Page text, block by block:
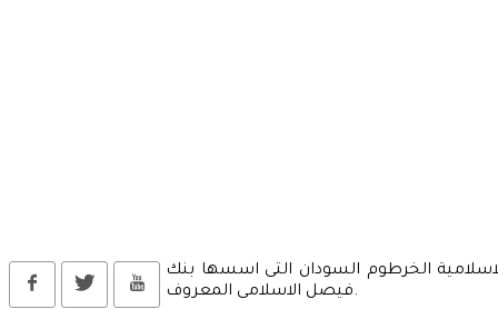
التامين الاسلامية الخرطوم السودان التى اسسها بنك
فيصل الاسلامى المعروف.